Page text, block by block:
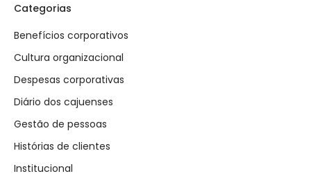
Categorias
Benefícios corporativos
Cultura organizacional
Despesas corporativas
Diário dos cajuenses
Gestão de pessoas
Histórias de clientes
Institucional